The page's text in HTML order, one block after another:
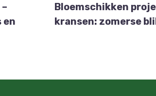
en
Bloemschikken
kransen: zomerse